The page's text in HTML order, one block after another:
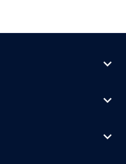
expand_more
expand_more
expand_more